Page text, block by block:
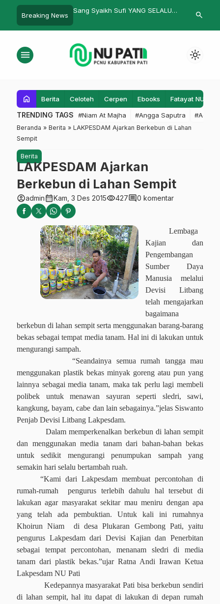
Breaking News
Meramaikan
Sang Syaikh Sufi YANG SELALU
sekitar kehidupan KH.Abdullah
Salam
Misteri
search
menu light_mode
home Berita Celoteh Cerpen Ebooks Fatayat NU
TRENDING TAGS #Niam At Majha #Angga Saputra #Admin
Beranda » Berita » LAKPESDAM Ajarkan Berkebun di Lahan
Sempit
Berita
LAKPESDAM Ajarkan
Berkebun di Lahan Sempit
account_circleadmincalendar_monthKam, 3 Des 2015visibility427comment0 komentar
Lembaga
Kajian dan
Pengembangan
Sumber Daya
Manusia melalui
Devisi Litbang
telah mengajarkan
bagaimana
berkebun di lahan sempit serta menggunakan barang-barang
bekas sebagai tempat media tanam. Hal ini di lakukan untuk
mengurangi sampah.
“Seandainya semua rumah tangga mau
menggunakan plastik bekas minyak goreng atau pun yang
lainnya sebagai media tanam, maka tak perlu lagi membeli
polibek untuk menawan sayuran seperti sledri, sawi,
kangkung, bayam, cabe dan lain sebagainya.”jelas Siswanto
Penjab Devisi Litbang Lakpesdam.
Dalam memperkenalkan berkebun di lahan sempit
dan menggunakan media tanam dari bahan-bahan bekas
untuk sedikit mengurangi penumpukan sampah yang
semakin hari selalu bertambah ruah.
“Kami dari Lakpesdam membuat percontohan di
rumah-rumah
pengurus terlebih dahulu hal tersebut di
lakukan agar masyarakat sekitar mau meniru dengan apa
yang telah ada pembuktian. Untuk kali ini rumahnya
Khoirun Niam
di desa Plukaran Gembong Pati, yaitu
pengurus Lakpesdam dari Devisi Kajian dan Penerbitan
sebagai tempat percontohan, menanam sledri di media
tanam dari plastik bekas.”ujar Ratna Andi Irawan Ketua
Lakpesdam NU Pati
Kedepannya masyarakat Pati bisa berkebun sendiri
di lahan sempit, hal itu dapat di lakukan di depan rumah